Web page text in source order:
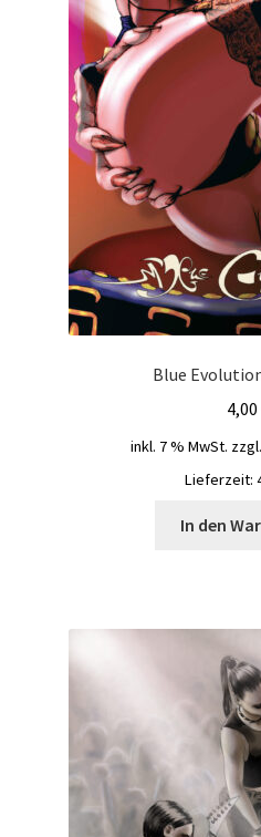
Blue
4,00
inkl. 7 % MwSt. zzgl.
Lieferzeit:
In den